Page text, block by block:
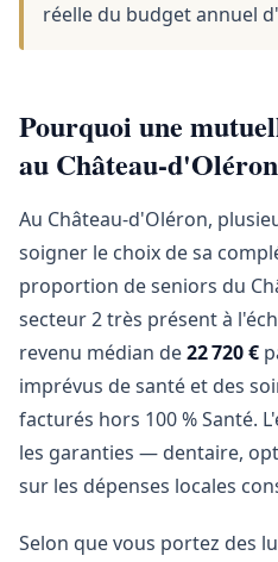
réelle du budget annuel
Pourquoi une
au Château-
Au Château-d'Oléron,
soigner le choix de sa
proportion de seniors du
secteur 2 très présent à
revenu médian de22 720 €
imprévus de santé et des
facturés hors 100 % Santé.
les garanties — dentaire,
sur les dépenses locales
Selon que vous portez des